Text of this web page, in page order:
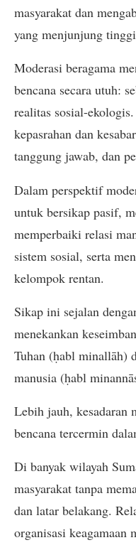
masyarakat dan
yang menjunjung
Moderasi beragama
bencana secara utuh:
realitas sosial-
kepasrahan dan
tanggung jawab, dan
Dalam perspektif
untuk bersikap pasif,
memperbaiki relasi
sistem sosial, serta
kelompok rentan.
Sikap ini sejalan
menekankan
Tuhan (ḥabl minallāh)
manusia (ḥabl
Lebih jauh, kesadaran
bencana tercermin
Di banyak wilayah
masyarakat tanpa
dan latar belakang.
organisasi keagamaan